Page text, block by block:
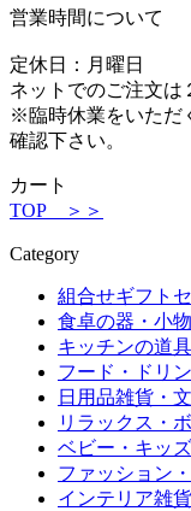
営業時間について
定休日：月曜日
ネットでのご注文は
※臨時休業をいただ
確認下さい。
カート
TOP ＞＞
Category
組合せギフト
食卓の器・小物
キッチンの道具
フード・ドリ
日用品雑貨・
リラックス・
ベビー・キッズ
ファッション
インテリア雑